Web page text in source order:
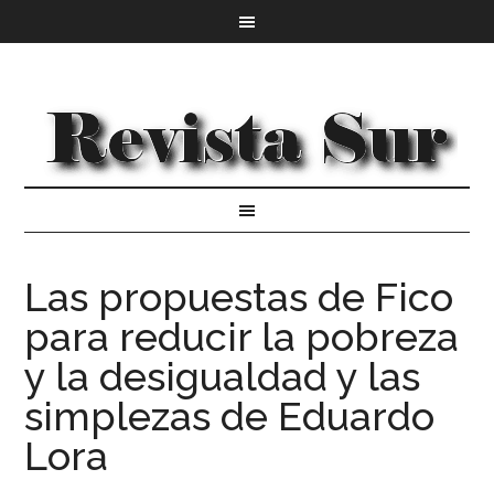
Las propuestas de Fico
para reducir la pobreza
y la desigualdad y las
simplezas de Eduardo
Lora